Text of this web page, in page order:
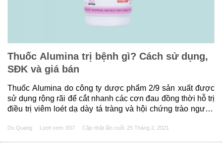
Thuốc Alumina trị bệnh gì? Cách sử dụng,
SĐK và giá bán
Thuốc Alumina do công ty dược phẩm 2/9 sản xuất được
sử dụng rộng rãi để cắt nhanh các cơn đau đồng thời hỗ trị
điều trị viêm loét dạ dày tá tràng và hội chứng trào ngược
này qua bài viết......
Ds.Quang Lượt xem: 837 Cập nhật lần cuối: 25 Tháng 2, 2021